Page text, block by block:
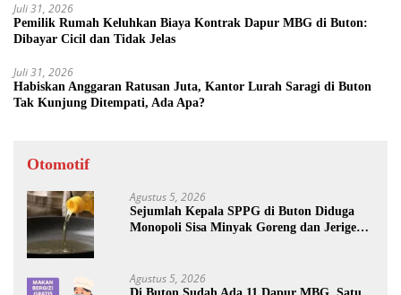
Juli 31, 2026
Pemilik Rumah Keluhkan Biaya Kontrak Dapur MBG di Buton:
Dibayar Cicil dan Tidak Jelas
Juli 31, 2026
Habiskan Anggaran Ratusan Juta, Kantor Lurah Saragi di Buton
Tak Kunjung Ditempati, Ada Apa?
Otomotif
Agustus 5, 2026
Sejumlah Kepala SPPG di Buton Diduga
Monopoli Sisa Minyak Goreng dan Jerigen
Agustus 5, 2026